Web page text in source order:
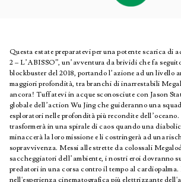
Questa estate preparatevi per una potente scarica di
2 – L’ABISSO”, un’avventura da brividi che fa
blockbuster del 2018, portando l’azione ad un livello
maggiori profondità, tra branchi di inarrestabili
ancora! Tuffatevi in acque sconosciute con Jason
globale dell’action Wu Jing che guideranno una
esploratori nelle profondità più recondite
trasformerà in una spirale di caos quando una
minaccerà la loro missione e li costringerà ad una
sopravvivenza. Messi alle strette da colossali
saccheggiatori dell’ambiente, i nostri eroi dovranno
predatori in una corsa contro il tempo al cardiopalma.
nell'esperienza cinematografica più elettrizzante